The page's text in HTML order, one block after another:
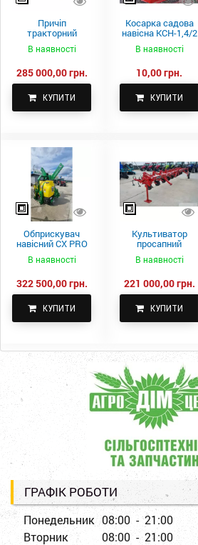
Причіп
тракторний
самоскидний
Spike 2 ПТС-4
В наявності
285 000,00 грн.
КУПИТИ
Косарка садова
навісна КСН-1,4/2
В наявності
10,00 грн.
КУПИТИ
Обприскувач
навісний CX PRO
В наявності
322 500,00 грн.
КУПИТИ
Культиватор
просапний
КПН-5,6-05
В наявності
221 000,00 грн.
КУПИТИ
ГРАФІК РОБОТИ
Понедельник 08:00 - 21:00
Вторник
08:00 - 21:00